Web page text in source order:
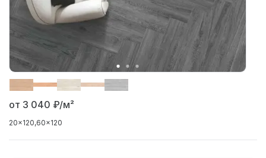
от 3 040 ₽/м²
20x120 60x120